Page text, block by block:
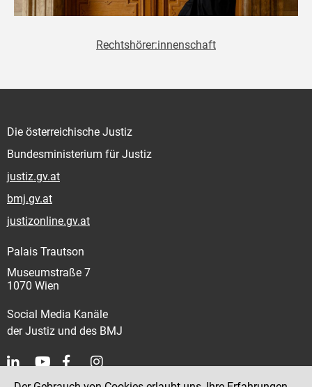
Rechtshörer:innenschaft
Die österreichische Justiz
Bundesministerium für Justiz
justiz.gv.at
bmj.gv.at
justizonline.gv.at
Palais Trautson
Museumstraße 7
1070 Wien
Social Media Kanäle
der Justiz und des BMJ